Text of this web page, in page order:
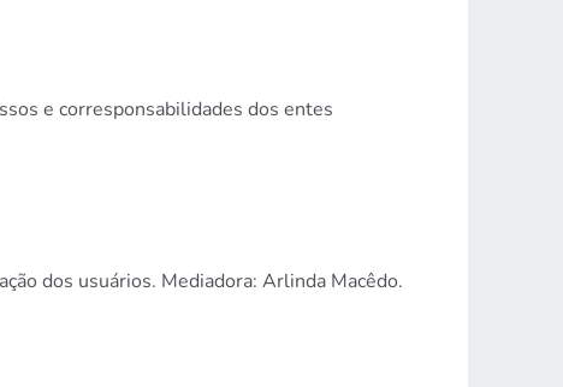
e corresponsabilidades dos entes
dos usuários. Mediadora: Arlinda Macêdo.